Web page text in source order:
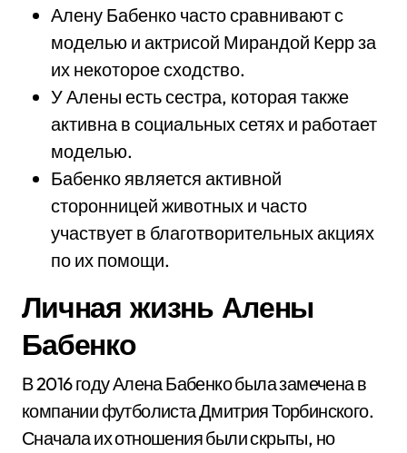
Алену Бабенко часто сравнивают с
моделью и актрисой Мирандой Керр за
их некоторое сходство.
У Алены есть сестра, которая также
активна в социальных сетях и работает
моделью.
Бабенко является активной
сторонницей животных и часто
участвует в благотворительных акциях
по их помощи.
Личная жизнь Алены
Бабенко
В 2016 году Алена Бабенко была замечена в
компании футболиста Дмитрия Торбинского.
Сначала их отношения были скрыты, но